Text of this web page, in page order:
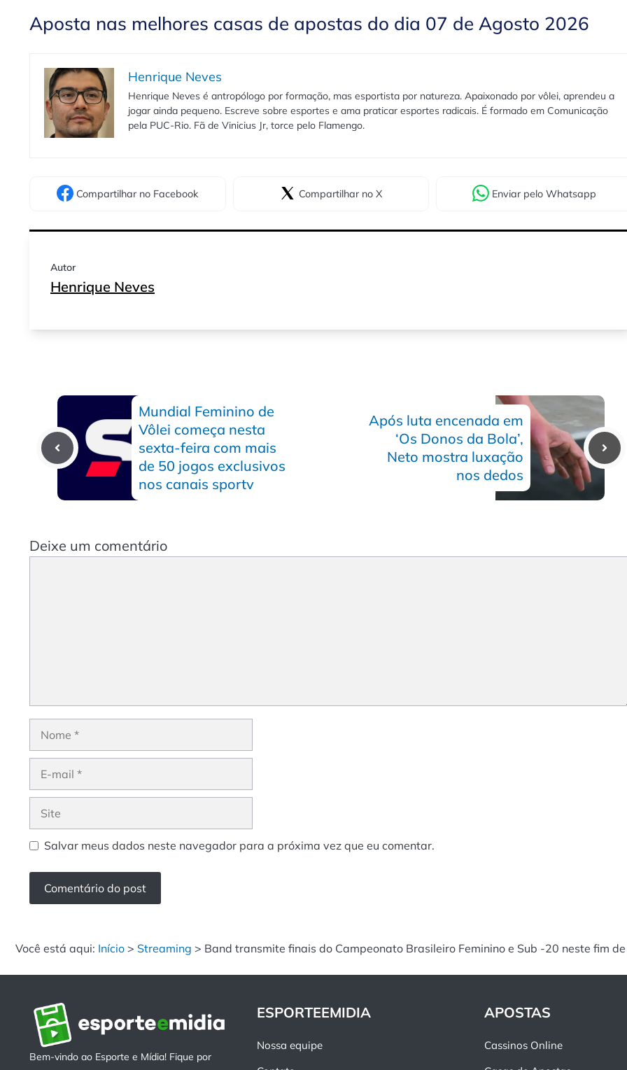
Aposta nas melhores casas de apostas do dia 07 de Agosto 2026
Henrique Neves
Henrique Neves é antropólogo por formação, mas esportista por natureza. Apaixonado por vôlei, aprendeu a
jogar ainda pequeno. Escreve sobre esportes e ama praticar esportes radicais. É formado em Comunicação
pela PUC-Rio. Fã de Vinicius Jr, torce pelo Flamengo.
Compartilhar no Facebook Compartilhar no X Enviar pelo Whatsapp
Autor
Henrique Neves
Mundial Feminino de
Vôlei começa nesta
sexta-feira com mais
de 50 jogos exclusivos
nos canais sportv
Após luta encenada em
‘Os Donos da Bola’,
Neto mostra luxação
nos dedos
Deixe um comentário
Nome
Site
Salvar meus dados neste navegador para a próxima vez que eu comentar.
Você está aqui: Início > Streaming > Band transmite finais do Campeonato Brasileiro Feminino e Sub -20 neste fim
Bem-vindo ao Esporte e Mídia! Fique por
ESPORTEEMIDIA
Nossa equipe
APOSTAS
Cassinos Online